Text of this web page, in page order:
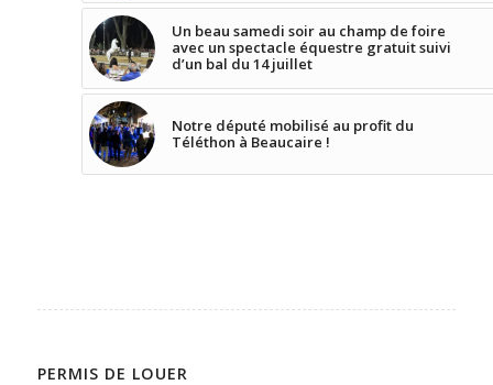
Un beau samedi soir au champ de foire
avec un spectacle équestre gratuit suivi
d’un bal du 14 juillet
Notre député mobilisé au profit du
Téléthon à Beaucaire !
PERMIS DE LOUER